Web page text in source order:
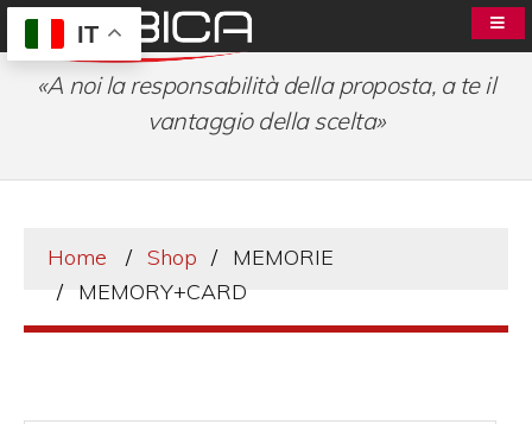
IT
«A noi la responsabilità della proposta, a te il
vantaggio della scelta»
Home Shop
MEMORIE
MEMORY+CARD